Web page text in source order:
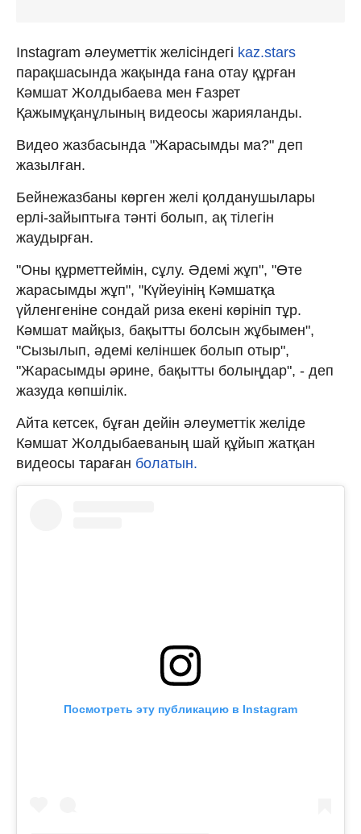
Instagram әлеуметтік желісіндегі kaz.stars
парақшасында жақында ғана отау құрған
Кәмшат Жолдыбаева мен Ғазрет
Қажымұқанұлының видеосы жарияланды.
Видео жазбасында "Жарасымды ма?" деп
жазылған.
Бейнежазбаны көрген желі қолданушылары
ерлі-зайыптыға тәнті болып, ақ тілегін
жаудырған.
"Оны құрметтеймін, сұлу. Әдемі жұп", "Өте
жарасымды жұп", "Күйеуінің Кәмшатқа
үйленгеніне сондай риза екені көрініп тұр.
Кәмшат майқыз, бақытты болсын жұбымен",
"Сызылып, әдемі келіншек болып отыр",
"Жарасымды әрине, бақытты болыңдар", - деп
жазуда көпшілік.
Айта кетсек, бұған дейін әлеуметтік желіде
Кәмшат Жолдыбаеваның шай құйып жатқан
видеосы тараған болатын.
Посмотреть эту публикацию в Instagram